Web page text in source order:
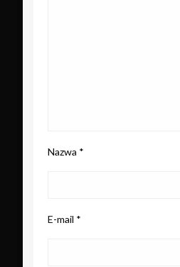
Nazwa *
E-mail *